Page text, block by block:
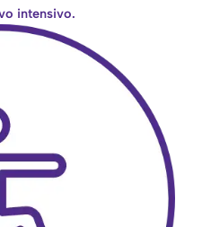
intensivo.